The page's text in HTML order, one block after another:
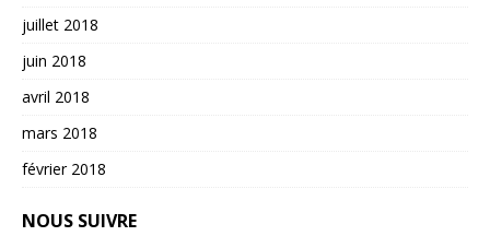
juillet 2018
juin 2018
avril 2018
mars 2018
février 2018
NOUS SUIVRE